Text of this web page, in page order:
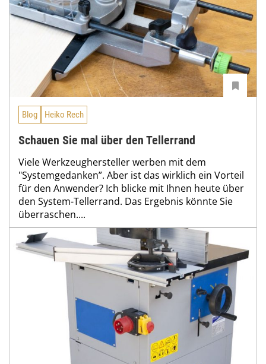
Blog Heiko Rech
Schauen Sie mal über den Tellerrand
Viele Werkzeughersteller werben mit dem
"Systemgedanken”. Aber ist das wirklich ein Vorteil
für den Anwender? Ich blicke mit Ihnen heute über
den System-Tellerrand. Das Ergebnis könnte Sie
überraschen....